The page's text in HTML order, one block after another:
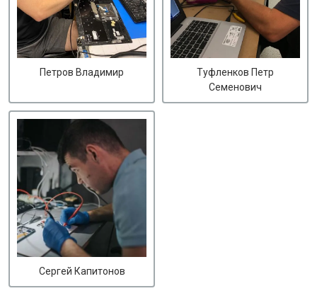
Петров Владимир
Туфленков Петр
Семенович
Сергей Капитонов